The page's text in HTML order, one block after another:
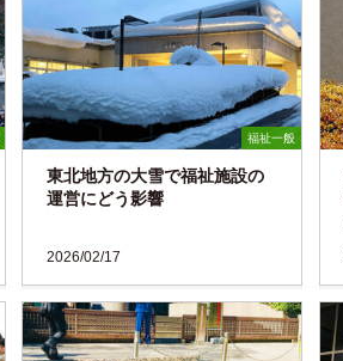
福祉一般
東北地方の大雪で福祉施設の
運営にどう影響
2026/02/17